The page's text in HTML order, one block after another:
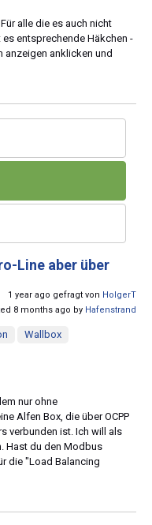
alle die es auch nicht
entsprechende Häkchen -
anzeigen anklicken und
Line aber über
1 year ago gefragt von HolgerT
8 months ago by Hafenstrand
Wallbox
nur ohne
Alfen Box, die über OCPP
verbunden ist. Ich will als
Hast du den Modbus
die "Load Balancing